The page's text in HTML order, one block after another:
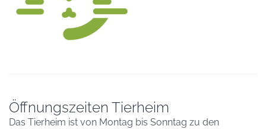
Öffnungszeiten Tierheim
Das Tierheim ist von Montag bis Sonntag zu den